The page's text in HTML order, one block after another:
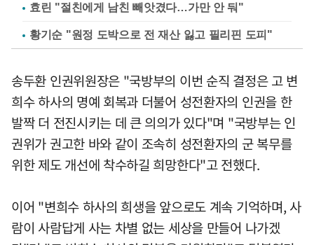
효린 "절친에게 남친 빼앗겼다…가만 안 둬"
황기순 "원정 도박으로 전 재산 잃고 필리핀 도피"
송두환 인권위원장은 "국방부의 이번 순직 결정은 고 변
희수 하사의 명예 회복과 더불어 성전환자의 인권을 한
발짝 더 전진시키는 데 큰 의의가 있다"며 "국방부는 인
권위가 권고한 바와 같이 조속히 성전환자의 군 복무를
위한 제도 개선에 착수하길 희망한다"고 전했다.
이어 "변희수 하사의 희생을 앞으로도 계속 기억하며, 사
람이 사람답게 사는 차별 없는 세상을 만들어 나가겠